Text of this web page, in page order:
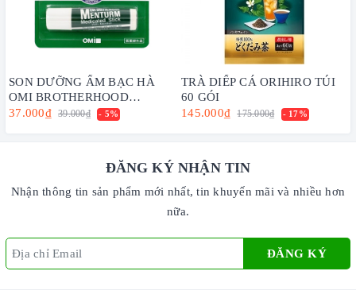
SON DƯỠNG ẨM BẠC HÀ
OMI BROTHERHOOD
MENTURM DÀNH CHO MÔI
37.000₫ 39.000₫ - 5%
TRÀ DIẾP CÁ ORIHIRO TÚI
60 GÓI
145.000₫ 175.000₫ - 17%
ĐĂNG KÝ NHẬN TIN
Nhận thông tin sản phẩm mới nhất, tin khuyến mãi và nhiều hơn
nữa.
ĐĂNG KÝ